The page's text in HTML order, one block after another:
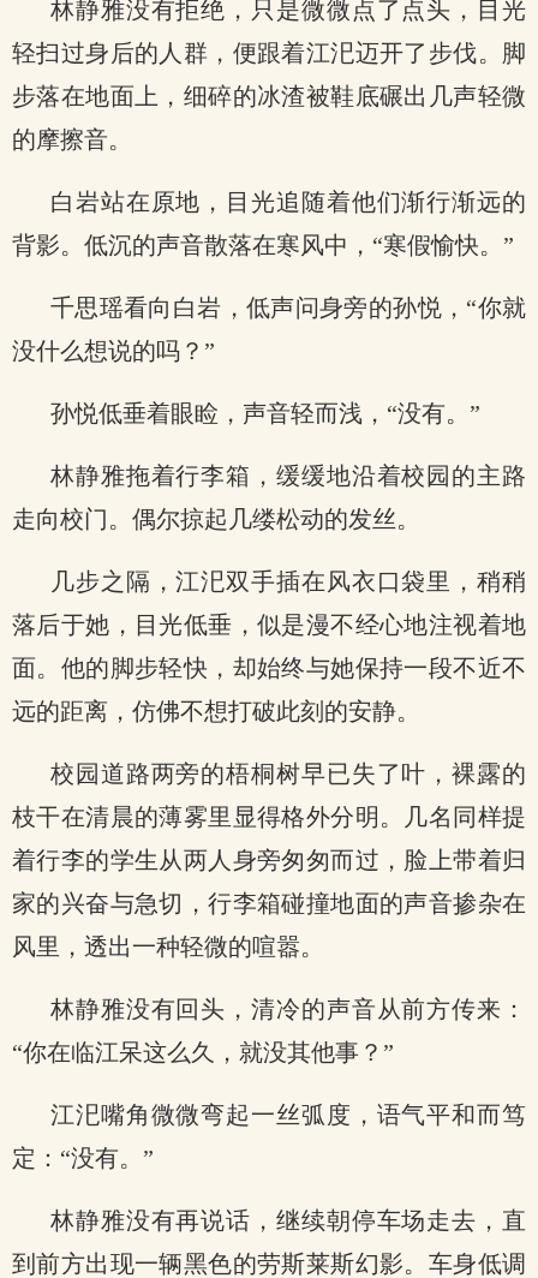
林静雅没有拒绝，只是微微点了点头，目光
轻扫过身后的人群，便跟着江汜迈开了步伐。脚
步落在地面上，细碎的冰渣被鞋底碾出几声轻微
的摩擦音。
白岩站在原地，目光追随着他们渐行渐远的
背影。低沉的声音散落在寒风中，“寒假愉快。”
千思瑶看向白岩，低声问身旁的孙悦，“你就
没什么想说的吗？”
孙悦低垂着眼睑，声音轻而浅，“没有。”
林静雅拖着行李箱，缓缓地沿着校园的主路
走向校门。偶尔掠起几缕松动的发丝。
几步之隔，江汜双手插在风衣口袋里，稍稍
落后于她，目光低垂，似是漫不经心地注视着地
面。他的脚步轻快，却始终与她保持一段不近不
远的距离，仿佛不想打破此刻的安静。
校园道路两旁的梧桐树早已失了叶，裸露的
枝干在清晨的薄雾里显得格外分明。几名同样提
着行李的学生从两人身旁匆匆而过，脸上带着归
家的兴奋与急切，行李箱碰撞地面的声音掺杂在
风里，透出一种轻微的喧嚣。
林静雅没有回头，清冷的声音从前方传来：
“你在临江呆这么久，就没其他事？”
江汜嘴角微微弯起一丝弧度，语气平和而笃
定：“没有。”
林静雅没有再说话，继续朝停车场走去，直
到前方出现一辆黑色的劳斯莱斯幻影。车身低调